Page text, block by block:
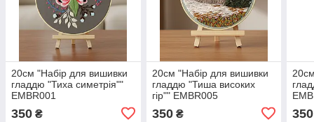
20см "Набір для вишивки
гладдю "Тиха симетрія""
EMBR001
350 ₴
20см "Набір для вишивки
гладдю "Тиша високих
гір"" EMBR005
350₴ 350